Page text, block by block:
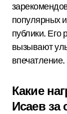
популярных
публики. Его
вызывают
впечатление.
Какие
Исаев за